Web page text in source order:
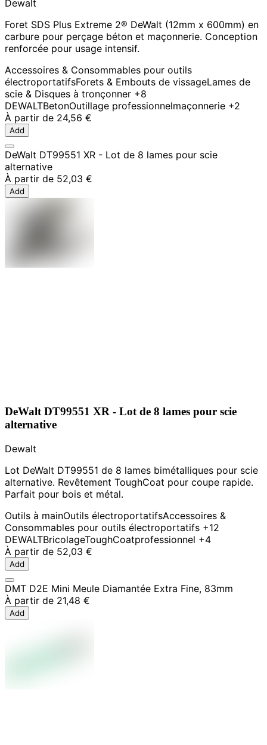
Dewalt
Foret SDS Plus Extreme 2® DeWalt (12mm x 600mm) en
carbure pour perçage béton et maçonnerie. Conception
renforcée pour usage intensif.
Accessoires & Consommables pour outils
électroportatifsForets & Embouts de vissageLames de
scie & Disques à tronçonner +8
DEWALTBetonOutillage professionnelmaçonnerie +2
À partir de 24,56 €
Add
DeWalt DT99551 XR - Lot de 8 lames pour scie
alternative
À partir de 52,03 €
Add
DeWalt DT99551 XR - Lot de 8 lames pour scie
alternative
Dewalt
Lot DeWalt DT99551 de 8 lames bimétalliques pour scie
alternative. Revêtement ToughCoat pour coupe rapide.
Parfait pour bois et métal.
Outils à mainOutils électroportatifsAccessoires &
Consommables pour outils électroportatifs +12
DEWALTBricolageToughCoatprofessionnel +4
À partir de 52,03 €
Add
DMT D2E Mini Meule Diamantée Extra Fine, 83mm
À partir de 21,48 €
Add